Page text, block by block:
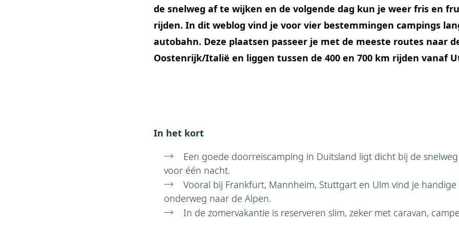
de snelweg af te wijken en de volgende dag kun je weer fris en
rijden. In dit weblog vind je voor vier bestemmingen campings
autobahn. Deze plaatsen passeer je met de meeste routes naar
Oostenrijk/Italië en liggen tussen de 400 en 700 km rijden vanaf
In het kort
Een goede doorreiscamping in Duitsland ligt dicht bij de
voor één nacht.
Vooral bij Frankfurt, Mannheim, Stuttgart en Ulm vind je
onderweg naar de Alpen.
In de zomervakantie is reserveren slim, zeker met caravan,